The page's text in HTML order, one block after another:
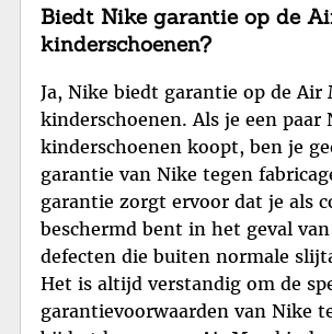
Biedt Nike garantie op de
kinderschoenen?
Ja, Nike biedt garantie op de Air
kinderschoenen. Als je een paar
kinderschoenen koopt, ben je
garantie van Nike tegen
garantie zorgt ervoor dat je als
beschermd bent in het geval
defecten die buiten normale
Het is altijd verstandig om de
garantievoorwaarden van Nike